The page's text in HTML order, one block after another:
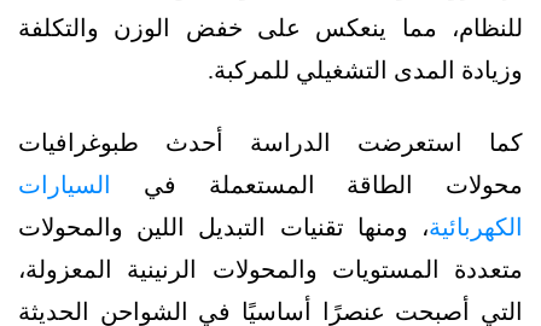
للنظام، مما ينعكس على خفض الوزن والتكلفة
وزيادة المدى التشغيلي للمركبة.
كما استعرضت الدراسة أحدث طبوغرافيات
محولات الطاقة المستعملة في السيارات
الكهربائية، ومنها تقنيات التبديل اللين والمحولات
متعددة المستويات والمحولات الرنينية المعزولة،
التي أصبحت عنصرًا أساسيًا في الشواحن الحديثة